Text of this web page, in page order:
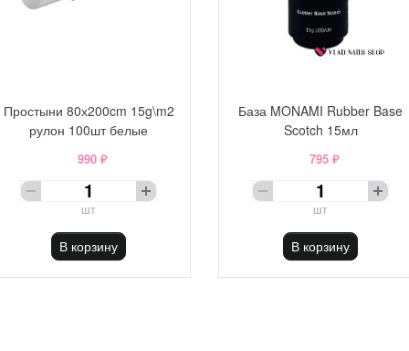
Простыни 80х200cm 15g\m2
рулон 100шт белые
990 ₽
шт
В корзину
База MONAMI Rubber Base
Scotch 15мл
795 ₽
шт
В корзину